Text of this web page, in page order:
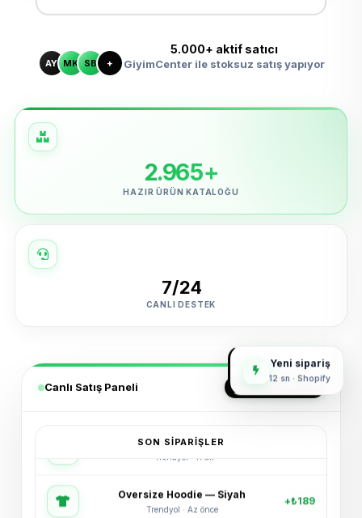
AY MK SB +
5.000+ aktif satıcı
GiyimCenter ile stoksuz satış yapıyor
2.965+
HAZIR ÜRÜN KATALOĞU
7/24
CANLI DESTEK
Yeni sipariş
12 sn · Shopify
Canlı Satış Paneli GERÇEK ZAMANLI
SON SIPARIŞLER